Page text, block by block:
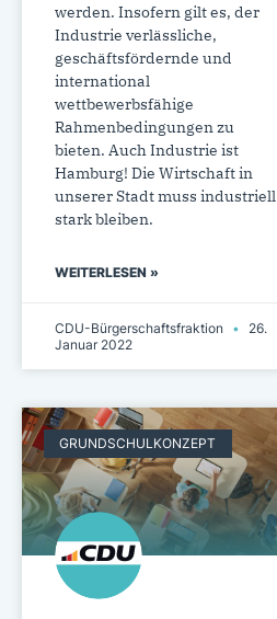
werden. Insofern gilt es, der
Industrie verlässliche,
geschäftsfördernde und
international
wettbewerbsfähige
Rahmenbedingungen zu
bieten. Auch Industrie ist
Hamburg! Die Wirtschaft in
unserer Stadt muss industriell
stark bleiben.
WEITERLESEN »
CDU-Bürgerschaftsfraktion
26.
Januar 2022
GRUNDSCHULKONZEPT